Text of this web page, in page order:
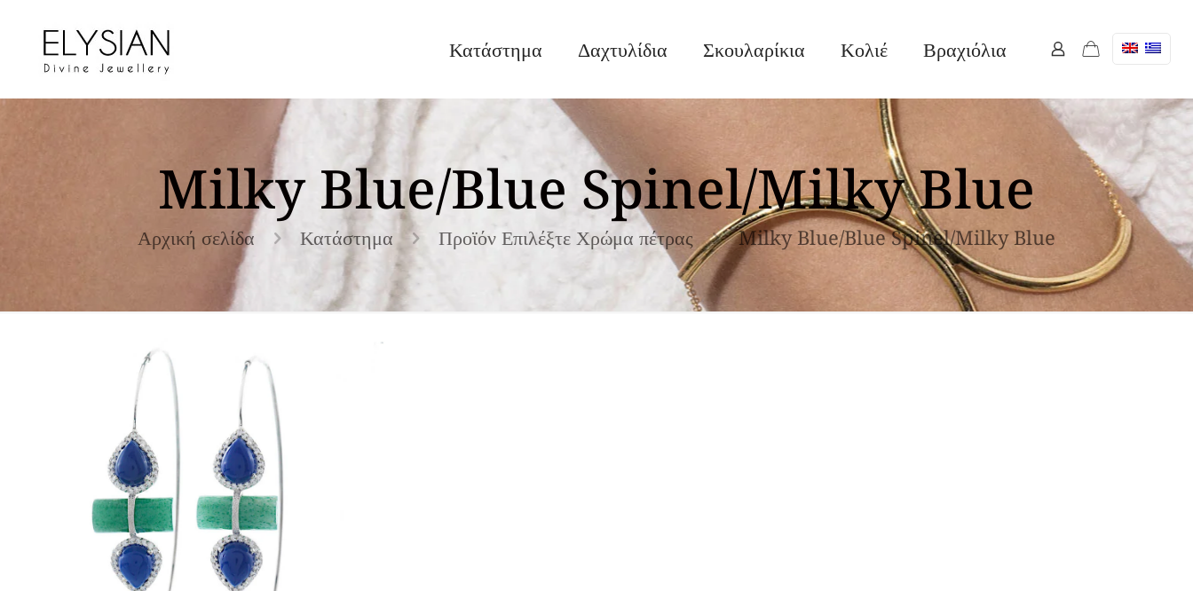
Κατάστημα Δαχτυλίδια Σκουλαρίκια Κολιέ Βραχιόλια
Milky Blue/Blue Spinel/Milky Blue
Αρχική σελίδα Κατάστημα Προϊόν Επιλέξτε Χρώμα πέτρας Milky Blue/Blue Spinel/Milky Blue